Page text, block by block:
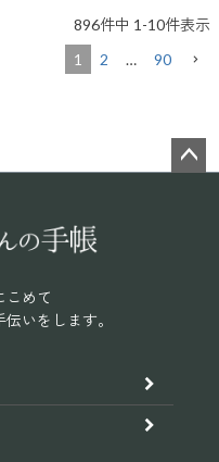
896件中 1 -10件表示
1
2 … 90
こめて
いをします。